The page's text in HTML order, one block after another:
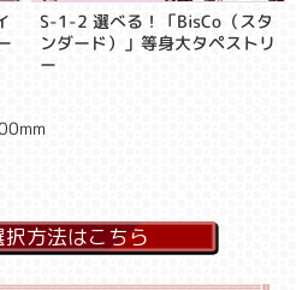
S-1-2 選べる！「BisCo（スタ
ンダード）」等身大タペストリ
ー
方法はこちら